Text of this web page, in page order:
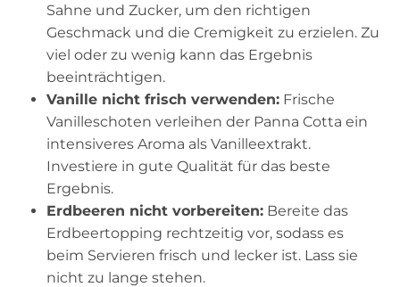
Sahne und Zucker, um den richtigen
Geschmack und die Cremigkeit zu erzielen. Zu
viel oder zu wenig kann das Ergebnis
beeinträchtigen.
Vanille nicht frisch verwenden: Frische
Vanilleschoten verleihen der Panna Cotta ein
intensiveres Aroma als Vanilleextrakt.
Investiere in gute Qualität für das beste
Ergebnis.
Erdbeeren nicht vorbereiten: Bereite das
Erdbeertopping rechtzeitig vor, sodass es
beim Servieren frisch und lecker ist. Lass sie
nicht zu lange stehen.